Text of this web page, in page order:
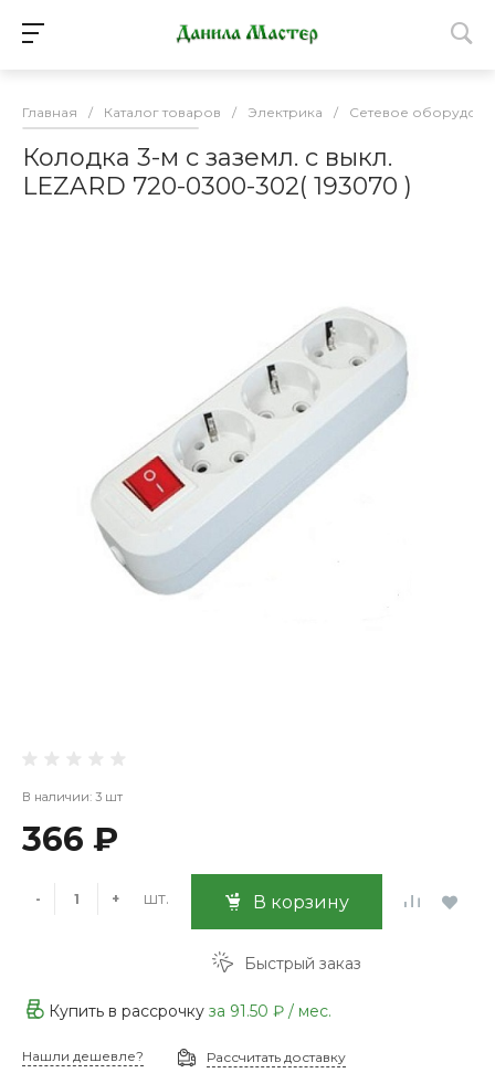
Главная / Каталог товаров / Электрика / Сетевое
Колодка 3-м с заземл. с выкл.
LEZARD 720-0300-302( 193070 )
В наличии: 3 шт
366 ₽
- + шт. В корзину
Быстрый заказ
Купить в рассрочку за 91.50 ₽ / мес.
Нашли дешевле? Рассчитать доставку